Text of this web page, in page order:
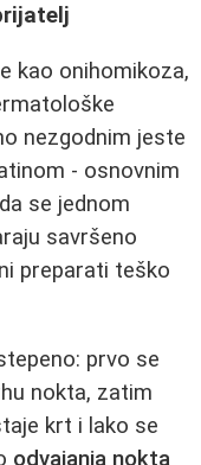
kao onihomikoza,
nezgodnim jeste
- osnovnim
se jednom
savršeno
preparati teško
prvo se
nokta, zatim
krt i lako se
odvajanja nokta